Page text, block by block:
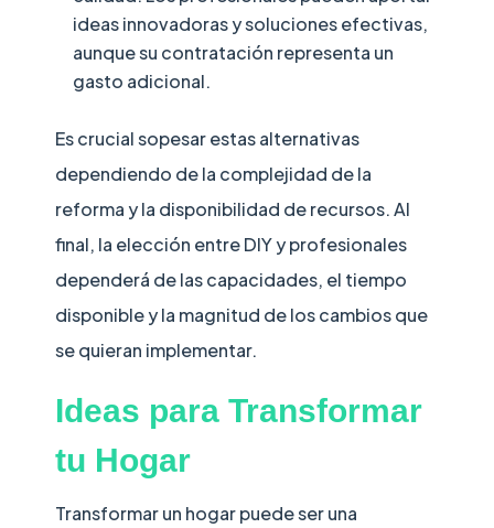
ideas innovadoras y soluciones efectivas,
aunque su contratación representa un
gasto adicional.
Es crucial sopesar estas alternativas
dependiendo de la complejidad de la
reforma y la disponibilidad de recursos. Al
final, la elección entre DIY y profesionales
dependerá de las capacidades, el tiempo
disponible y la magnitud de los cambios que
se quieran implementar.
Ideas para Transformar
tu Hogar
Transformar un hogar puede ser una